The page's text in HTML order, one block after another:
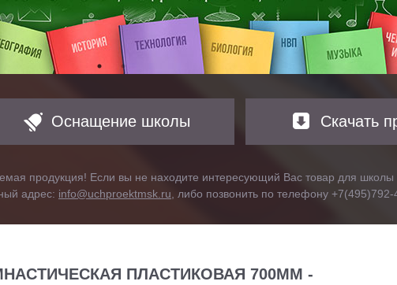
Оснащение школы Скачать
продукция! Если вы не находите интересующий Вас товар для школы
адрес: info@uchproektmsk.ru , либо позвонить по телефону +7(495)792-
ПЛАСТИКОВАЯ 700ММ -